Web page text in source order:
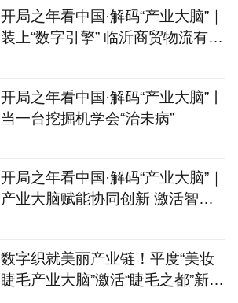
开局之年看中国·解码“产业大脑”｜
装上“数字引擎” 临沂商贸物流有
开局之年看中国·解码“产业大脑”丨
当一台挖掘机学会“治未病”
开局之年看中国·解码“产业大脑”｜
产业大脑赋能协同创新 激活智能
数字织就美丽产业链！平度“美妆
睫毛产业大脑”激活“睫毛之都”新动